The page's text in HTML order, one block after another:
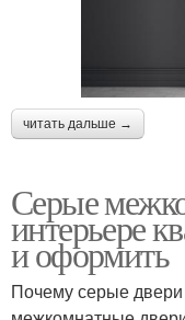
читать дальше →
Серые
интерьере
и оформить
Почему серые